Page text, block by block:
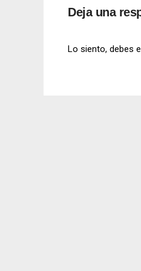
Deja una
Lo siento, debes